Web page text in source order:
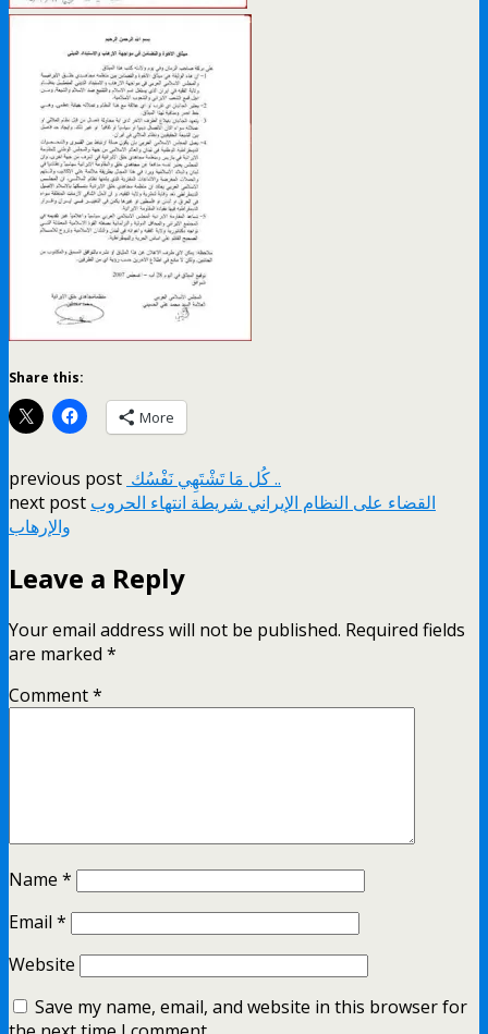
Share this:
More
previous post
كُل مَا تَشْتَهِي نَفْسُك ..
next post القضاء على النظام الإيراني شريطة انتهاء الحروب
والإرهاب
Leave a Reply
Your email address will not be published. Required fields
are marked *
Comment*
Name *
Email *
Website
Save my name, email, and website in this browser for